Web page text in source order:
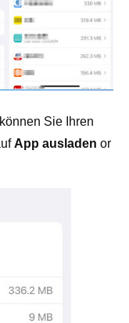
Sie Ihren
App ausladen or